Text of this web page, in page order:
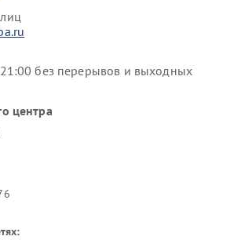
без перерывов и выходных
центра